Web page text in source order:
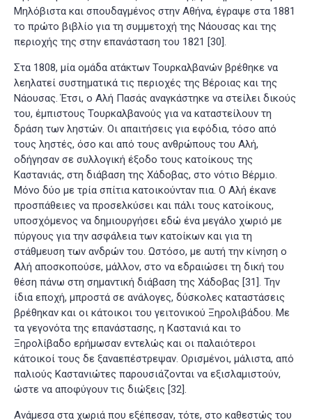
Μηλόβιστα και σπουδαγμένος στην Αθήνα, έγραψε στα 1881
το πρώτο βιβλίο για τη συμμετοχή της Νάουσας και της
περιοχής της στην επανάσταση του 1821 [30].
Στα 1808, μία ομάδα ατάκτων Τουρκαλβανών βρέθηκε να
λεηλατεί συστηματικά τις περιοχές της Βέροιας και της
Νάουσας. Έτσι, ο Αλή Πασάς αναγκάστηκε να στείλει δικούς
του, έμπιστους Τουρκαλβανούς για να καταστείλουν τη
δράση των ληστών. Οι απαιτήσεις για εφόδια, τόσο από
τους ληστές, όσο και από τους ανθρώπους του Αλή,
οδήγησαν σε συλλογική έξοδο τους κατοίκους της
Καστανιάς, στη διάβαση της Χάδοβας, στο νότιο Βέρμιο.
Μόνο δύο με τρία σπίτια κατοικούνταν πια. Ο Αλή έκανε
προσπάθειες να προσελκύσει και πάλι τους κατοίκους,
υποσχόμενος να δημιουργήσει εδώ ένα μεγάλο χωριό με
πύργους για την ασφάλεια των κατοίκων και για τη
στάθμευση των ανδρών του. Ωστόσο, με αυτή την κίνηση ο
Αλή αποσκοπούσε, μάλλον, στο να εδραιώσει τη δική του
θέση πάνω στη σημαντική διάβαση της Χάδοβας [31]. Την
ίδια εποχή, μπροστά σε ανάλογες, δύσκολες καταστάσεις
βρέθηκαν και οι κάτοικοι του γειτονικού Ξηρολιβάδου. Με
τα γεγονότα της επανάστασης, η Καστανιά και το
Ξηρολίβαδο ερήμωσαν εντελώς και οι παλαιότεροι
κάτοικοί τους δε ξαναεπέστρεψαν. Ορισμένοι, μάλιστα, από
παλιούς Καστανιώτες παρουσιάζονται να εξισλαμιστούν,
ώστε να αποφύγουν τις διώξεις [32].
Ανάμεσα στα χωριά που εξέπεσαν, τότε, στο καθεστώς του